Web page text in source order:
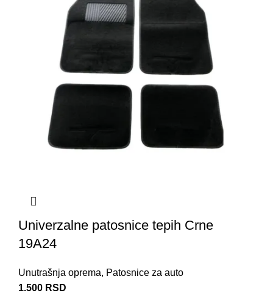
Univerzalne patosnice tepih Crne
19A24
Unutrašnja oprema, Patosnice za auto
1.500 RSD